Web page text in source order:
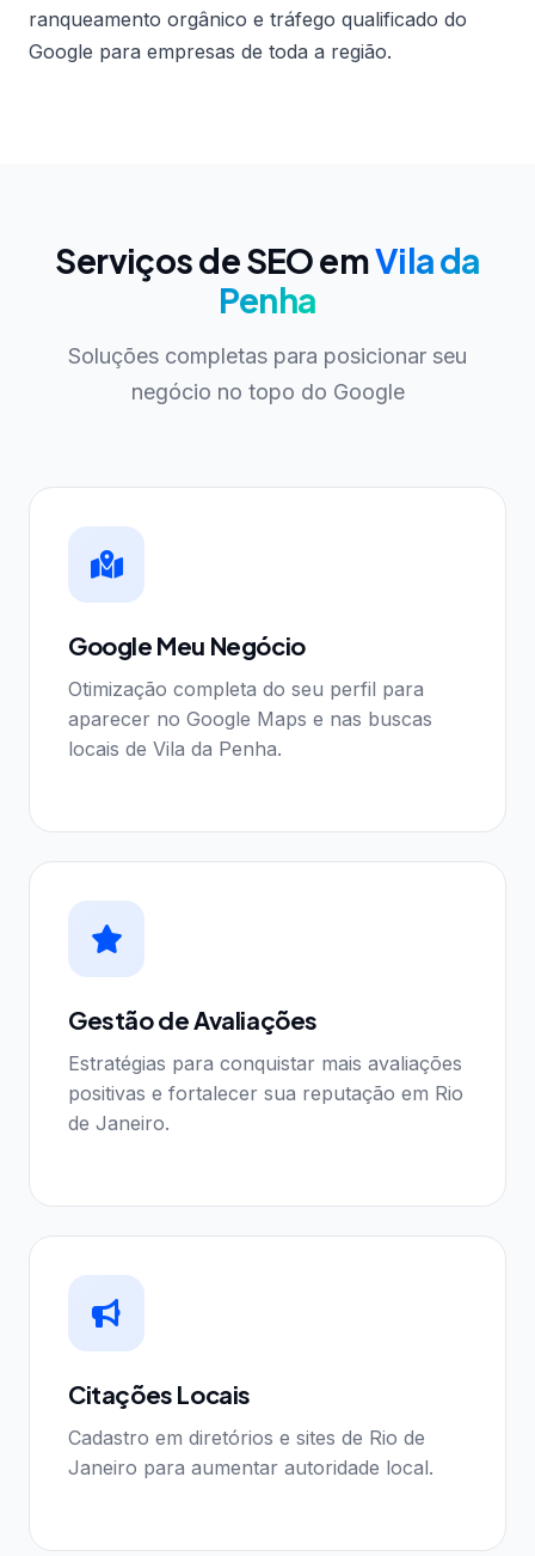
ranqueamento orgânico e tráfego qualificado do
Google para empresas de toda a região.
Serviços de SEO emVila da
Penha
Soluções completas para posicionar seu
negócio no topo do Google
Google Meu Negócio
Otimização completa do seu perfil para
aparecer no Google Maps e nas buscas
locais de Vila da Penha.
Gestão de Avaliações
Estratégias para conquistar mais avaliações
positivas e fortalecer sua reputação em Rio
de Janeiro.
Citações Locais
Cadastro em diretórios e sites de Rio de
Janeiro para aumentar autoridade local.